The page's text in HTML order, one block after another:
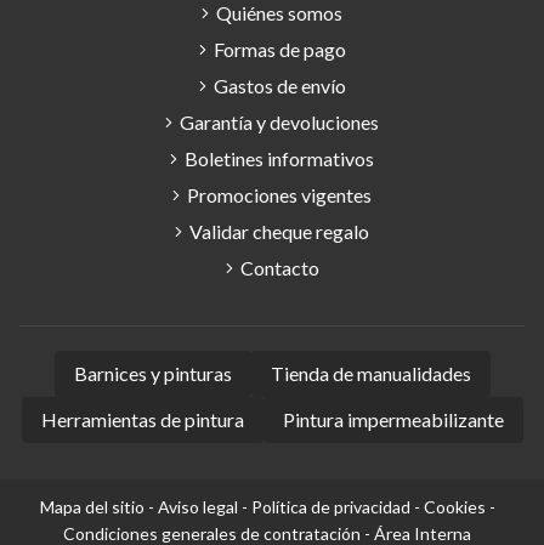
Quiénes somos
Formas de pago
Gastos de envío
Garantía y devoluciones
Boletines informativos
Promociones vigentes
Validar cheque regalo
Contacto
Barnices y pinturas
Tienda de manualidades
Herramientas de pintura
Pintura impermeabilizante
Mapa del sitio - Aviso legal - Política de privacidad - Cookies -
Condiciones generales de contratación - Área Interna